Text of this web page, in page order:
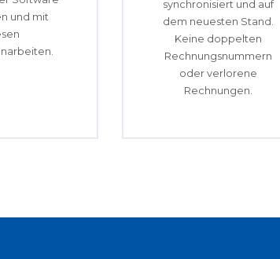
und mit
synchronisiert und auf
dem neuesten Stand.
Keine doppelten
Rechnungsnummern
oder verlorene
Rechnungen.